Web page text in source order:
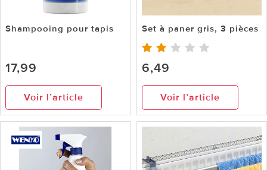
Shampooing pour tapis
17,99
Voir l’article
Set à paner gris, 3 pièces
6,49
Voir l’article